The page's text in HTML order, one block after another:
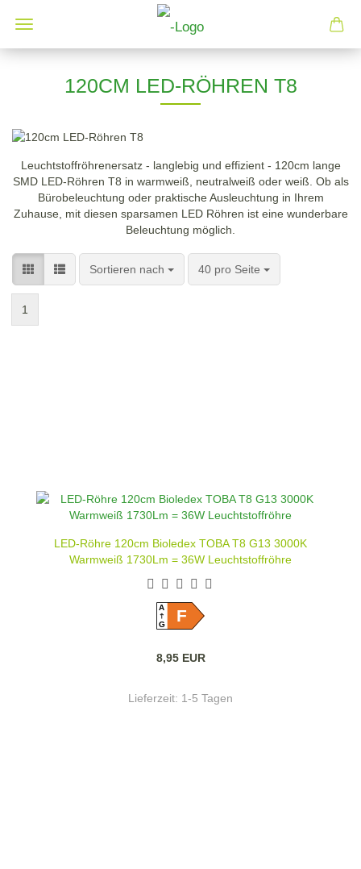
120CM LED-RÖHREN T8
Leuchtstoffröhrenersatz - langlebig und effizient - 120cm lange
SMD LED-Röhren T8 in warmweiß, neutralweiß oder weiß. Ob als
Bürobeleuchtung oder praktische Ausleuchtung in Ihrem
Zuhause, mit diesen sparsamen LED Röhren ist eine wunderbare
Beleuchtung möglich.
Sortieren nach
Sortieren nach 40 pro Seite
pro Seite
1
LED-Röhre 120cm Bioledex TOBA T8 G13 3000K
Warmweiß 1730Lm = 36W Leuchtstoffröhre
A
GF
8,95 EUR
Lieferzeit: 1-5 Tagen